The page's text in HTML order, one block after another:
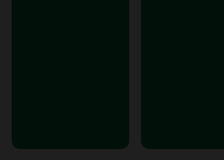
Ahora país